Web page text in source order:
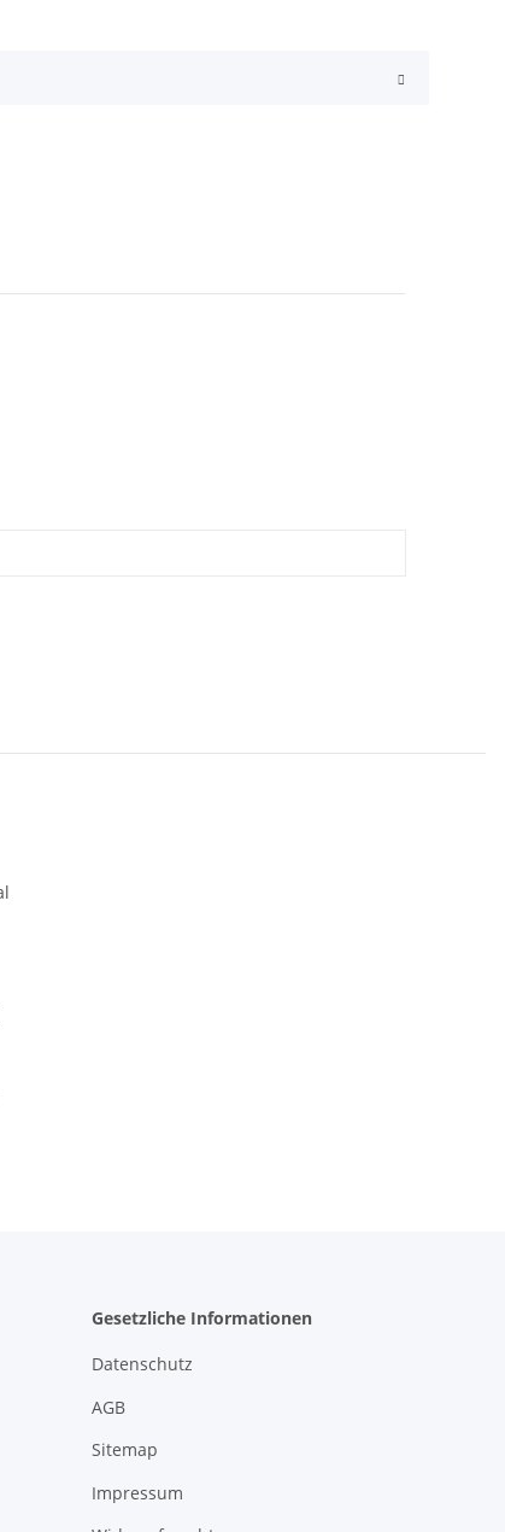
Gesetzliche Informationen
Datenschutz
AGB
Sitemap
Impressum